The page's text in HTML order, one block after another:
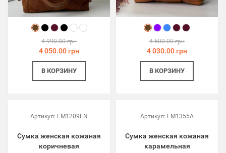
4 990.00 грн
4 050.00 грн
В КОРЗИНУ
4 600.00 грн
4 030.00 грн
В КОРЗИНУ
Артикул: FM1209EN
Сумка женская кожаная
коричневая
Артикул: FM1355A
Сумка женская кожаная
карамельная